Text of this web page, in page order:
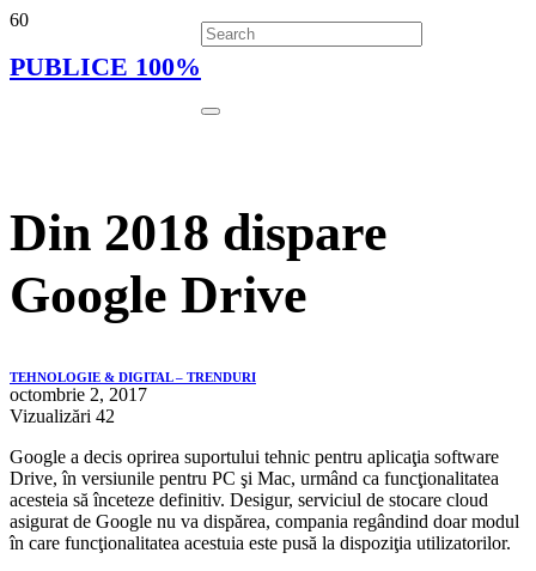
PUBLICE 100%
Din 2018 dispare
Google Drive
TEHNOLOGIE & DIGITAL – TRENDURI
octombrie 2, 2017
Vizualizări 42
Google a decis oprirea suportului tehnic pentru aplicaţia software
Drive, în versiunile pentru PC şi Mac, urmând ca funcţionalitatea
acesteia să înceteze definitiv. Desigur, serviciul de stocare cloud
asigurat de Google nu va dispărea, compania regândind doar modul
în care funcţionalitatea acestuia este pusă la dispoziţia utilizatorilor.